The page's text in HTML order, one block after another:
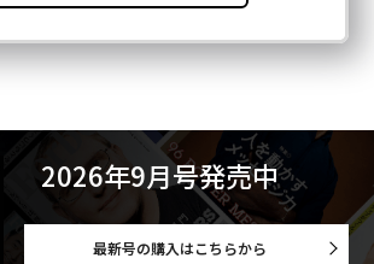
2026年9月号発売中
最新号の購入はこちらから